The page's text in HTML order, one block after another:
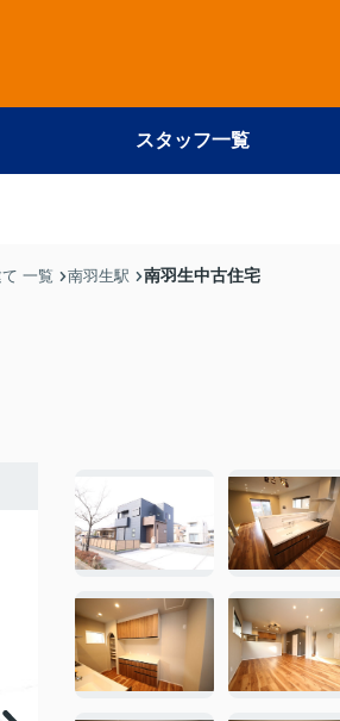
スタッフ一覧
一覧 南羽生駅 南羽生中古住宅